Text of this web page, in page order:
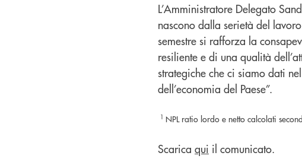
L’Amministratore Delegato
nascono dalla serietà del
semestre si rafforza la
resiliente e di una qualità
strategiche che ci siamo dati
dell’economia del Paese”.
1 NPL ratio lordo e netto calcolati
Scarica qui il comunicato.